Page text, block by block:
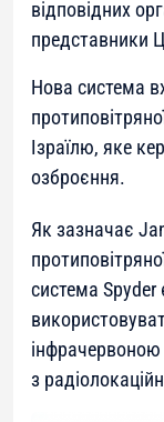
відповідних
представники
Нова система
Ізраїлю, яке
озброєння.
Як зазначає
система Spyder
з